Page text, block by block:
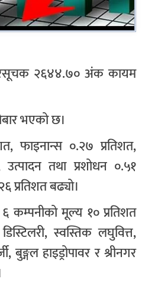
२६४४.७० अंक कायम
भएको छ।
फाइनान्स ०.२७ प्रतिशत,
तथा प्रशोधन ०.५१
प्रतिशत बढ्यो।
मूल्य १० प्रतिशत
स्वस्तिक लघुवित्त,
बुङ्गल हाइड्रोपावर र श्रीनगर